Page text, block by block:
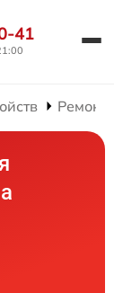
41
Ремонт